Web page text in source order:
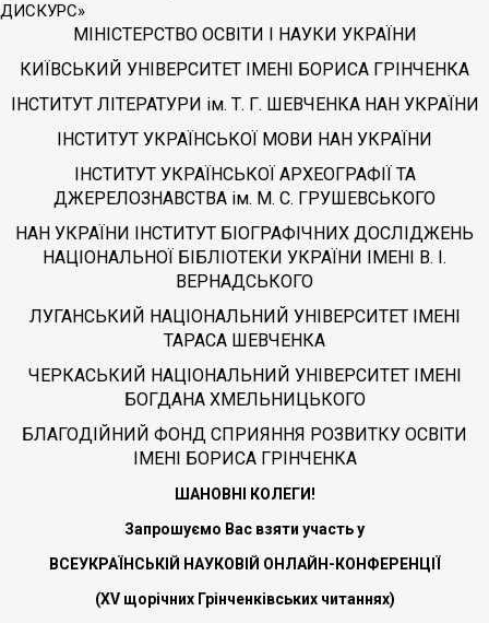
ДИСКУРС»
МІНІСТЕРСТВО ОСВІТИ І НАУКИ УКРАЇНИ
КИЇВСЬКИЙ УНІВЕРСИТЕТ ІМЕНІ БОРИСА ГРІНЧЕНКА
ІНСТИТУТ ЛІТЕРАТУРИ ім. Т. Г. ШЕВЧЕНКА НАН УКРАЇНИ
ІНСТИТУТ УКРАЇНСЬКОЇ МОВИ НАН УКРАЇНИ
ІНСТИТУТ УКРАЇНСЬКОЇ АРХЕОГРАФІЇ ТА
ДЖЕРЕЛОЗНАВСТВА ім. М. С. ГРУШЕВСЬКОГО
НАН УКРАЇНИ ІНСТИТУТ БІОГРАФІЧНИХ ДОСЛІДЖЕНЬ
НАЦІОНАЛЬНОЇ БІБЛІОТЕКИ УКРАЇНИ ІМЕНІ В. І.
ВЕРНАДСЬКОГО
ЛУГАНСЬКИЙ НАЦІОНАЛЬНИЙ УНІВЕРСИТЕТ ІМЕНІ
ТАРАСА ШЕВЧЕНКА
ЧЕРКАСЬКИЙ НАЦІОНАЛЬНИЙ УНІВЕРСИТЕТ ІМЕНІ
БОГДАНА ХМЕЛЬНИЦЬКОГО
БЛАГОДІЙНИЙ ФОНД СПРИЯННЯ РОЗВИТКУ ОСВІТИ
ІМЕНІ БОРИСА ГРІНЧЕНКА
ШАНОВНІ КОЛЕГИ!
Запрошуємо Вас взяти участь у
ВСЕУКРАЇНСЬКІЙ НАУКОВІЙ ОНЛАЙН-КОНФЕРЕНЦІЇ
(XV щорічних Грінченківських читаннях)